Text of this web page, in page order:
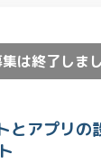
は終了しまし
とアプリの